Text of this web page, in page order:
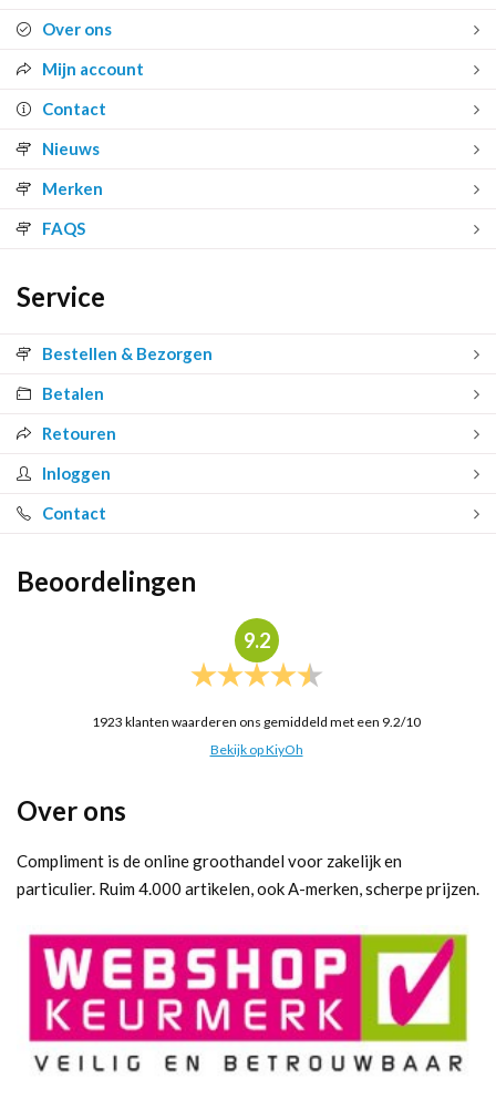
Over ons
Mijn account
Contact
Nieuws
Merken
FAQS
Service
Bestellen & Bezorgen
Betalen
Retouren
Inloggen
Contact
Beoordelingen
9.2
1923 klanten waarderen ons gemiddeld met een 9.2/10
Bekijk op KiyOh
Over ons
Compliment is de online groothandel voor zakelijk en
particulier. Ruim 4.000 artikelen, ook A-merken, scherpe prijzen.